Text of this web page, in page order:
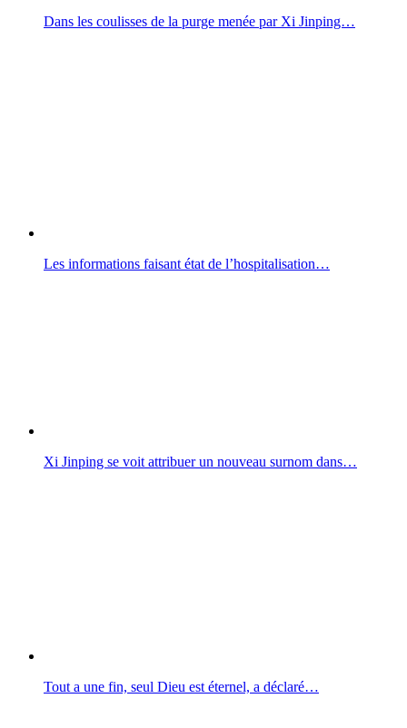
Dans les coulisses de la purge menée par Xi Jinping…
Les informations faisant état de l’hospitalisation…
Xi Jinping se voit attribuer un nouveau surnom dans…
Tout a une fin, seul Dieu est éternel, a déclaré…